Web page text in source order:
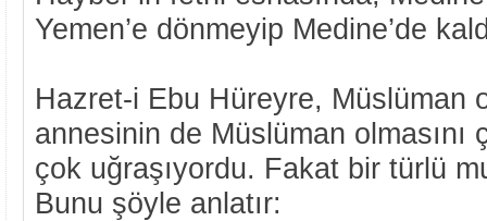
Yemen’e dönmeyip Medine’de
Hazret-i Ebu Hüreyre, Müslüman
annesinin de Müslüman
çok uğraşıyordu. Fakat bir türlü
Bunu şöyle anlatır: